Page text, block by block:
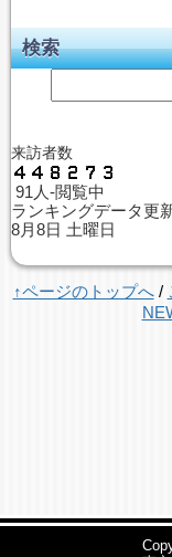
検索
来訪者数
91人-閲覧中
ランキングデータ更
8月8日 土曜日
↑ページのトップへ/